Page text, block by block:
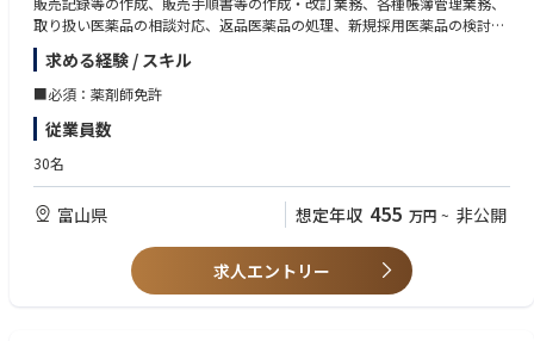
取り扱い医薬品の相談対応、返品医薬品の処理、新規採用医薬品の検討、
他従事者に対する教育訓練、医薬品販売時の説明、法令順守の確認・自己
点検、副作用情報等の収集、有効性・安全性に関する情報収集業務、販売
先管理 等
求める経験 / スキル
■必須：薬剤師免許
従業員数
30名
富山県 想定年収 455 万円 ~ 非公開
求人エントリー